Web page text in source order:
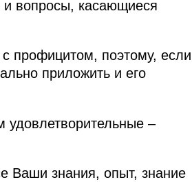
и вопросы, касающиеся
профицитом, поэтому, если
приложить и его
удовлетворительные –
Ваши знания, опыт, знание